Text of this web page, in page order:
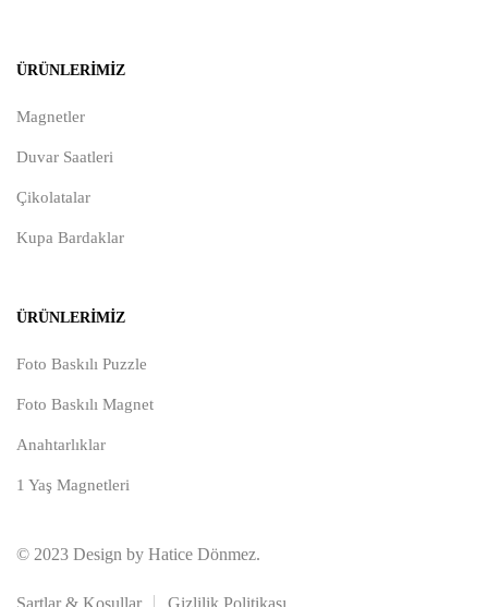
ÜRÜNLERIMIZ
Magnetler
Duvar Saatleri
Çikolatalar
Kupa Bardaklar
ÜRÜNLERIMIZ
Foto Baskılı Puzzle
Foto Baskılı Magnet
Anahtarlıklar
1 Yaş Magnetleri
© 2023 Design by Hatice Dönmez.
Şartlar & Koşullar Gizlilik Politikası